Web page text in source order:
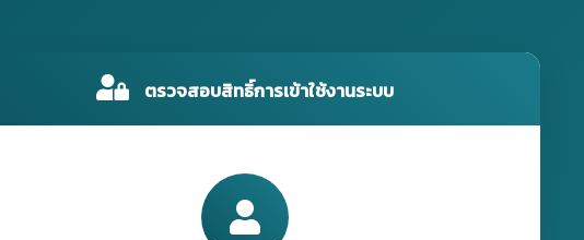
ตรวจสอบสิทธิ์การเข้าใช้งานระบบ